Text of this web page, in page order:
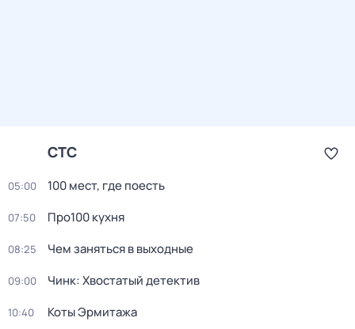
СТС
05:00 100 мест, где поесть
07:50 Про100 кухня
08:25 Чем заняться в выходные
09:00 Чинк: Хвостатый детектив
10:40 Коты Эрмитажа